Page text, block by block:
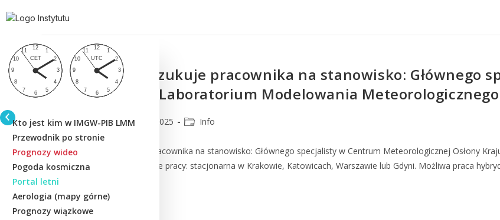
Kto jest kim w IMGW-PIB LMM
Przewodnik po stronie
Prognozy wideo
Pogoda kosmiczna
Portal letni
Aerologia (mapy górne)
Prognozy wiązkowe
IMGW-PIB poszukuje pracownika na stanowisko: Głównego
Osłony Kraju, Laboratorium Modelowania
CMM 19 maja 2025 Info
Aktualnie poszukujemy pracownika na stanowisko: Głównego specjalisty w Centrum Meteorologicznej Osłony
Nowcastingowych. Miejsce pracy: stacjonarna w Krakowie, Katowicach, Warszawie lub Gdyni. Możliwa praca
Czytaj Dalej